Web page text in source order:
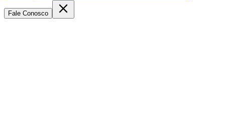
Fale Conosco